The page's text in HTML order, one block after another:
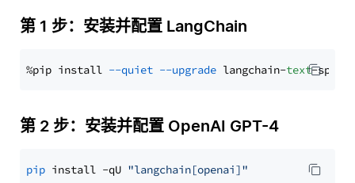
第 1 步：安装并配置 LangChain
%pip install --quiet --upgrade langchain-text
第 2 步：安装并配置 OpenAI GPT-4
pip install -qU "langchain[openai]"